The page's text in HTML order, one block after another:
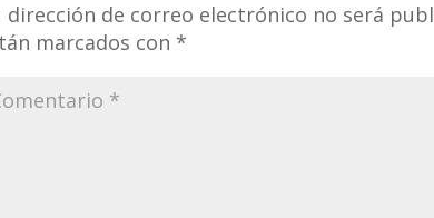
dirección de correo electrónico no será
marcados con *